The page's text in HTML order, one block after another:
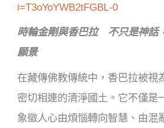
i=T3oYoYWB2tFGBL-0
時輪金剛與香巴拉 不只是神話
願景
在藏傳佛教傳統中，香巴拉被視
密切相連的清淨國土。它不僅是
象徵人心由煩惱轉向智慧、由混